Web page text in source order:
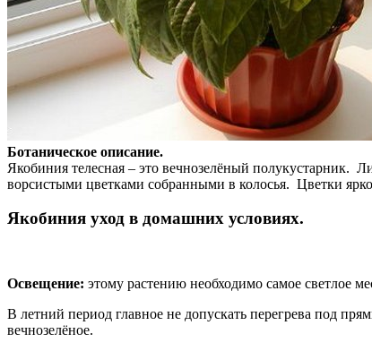
Ботаническое описание.
Якобиния телесная – это вечнозелёный полукустарник.
ворсистыми цветками собранными в колосья. Цветки
Якобиния уход в домашних условиях.
Освещение: этому растению необходимо самое светлое
В летний период главное не допускать перегрева под
вечнозелёное.